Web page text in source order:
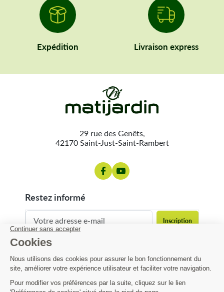
Expédition Livraison express
29 rue des Genêts,
42170 Saint-Just-Saint-Rambert
restez informé
contact@matijardin.fr 04 81 120 120
Matijardin